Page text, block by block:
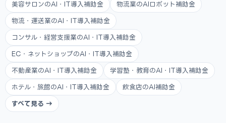
美容サロンのAI・IT導入補助金 物流業のAIロボット補助金
物流・運送業のAI・IT導入補助金
コンサル・経営支援業のAI・IT導入補助金
EC・ネットショップのAI・IT導入補助金
不動産業のAI・IT導入補助金 学習塾・教育のAI・IT導入補助金
ホテル・旅館のAI・IT導入補助金 飲食店のAI補助金
すべて見る →